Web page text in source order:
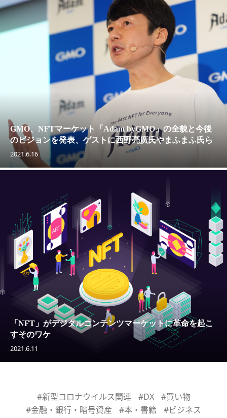
GMO、NFTマーケット「Adam byGMO」の全貌と今後
のビジョンを発表、ゲストに西野亮廣氏やまふまふ氏ら
2021.6.16
「NFT」がデジタルコンテンツマーケットに革命を起こ
すそのワケ
2021.6.11
#新型コロナウイルス関連 #DX
#買い物
#金融・銀行・暗号資産
#本・書籍
#ビジネス